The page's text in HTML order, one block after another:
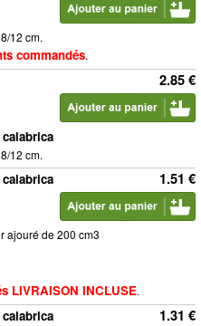
12 cm.
commandés.
2.85 €
12 cm.
1.51 €
ajouré de 200 cm3
LIVRAISON INCLUSE.
1.31 €